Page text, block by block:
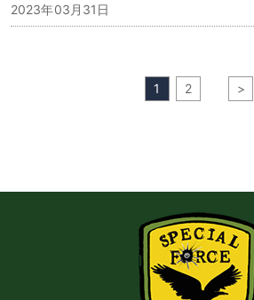
2023年03月31日
1 2 >